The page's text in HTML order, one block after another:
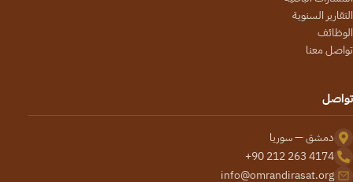
التقارير السنوية
الوظائف
تواصل معنا
تواصل
دمشق — سوريا
+90 212 263 4174
info@omrandirasat.org